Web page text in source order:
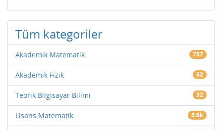
Tüm kategoriler
Akademik Matematik 737
Akademik Fizik 52
Teorik Bilgisayar Bilimi 32
Lisans Matematik 5.6k